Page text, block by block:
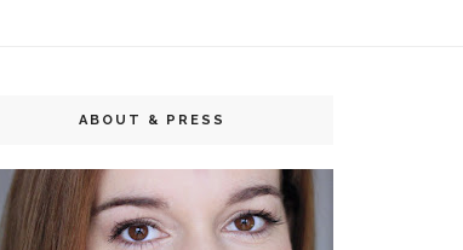
ABOUT & PRESS